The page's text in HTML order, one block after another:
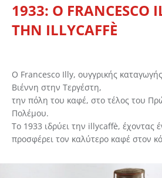
1933: Ο FRANCESCO
ΤΗΝ ILLYCAFFÈ
Ο Francesco Illy, ουγγρικής
Βιέννη στην Τεργέστη,
την πόλη του καφέ, στο τέλος του
Πολέμου.
Το 1933 ιδρύει την illycaffè, έχοντας
προσφέρει τον καλύτερο καφέ στον